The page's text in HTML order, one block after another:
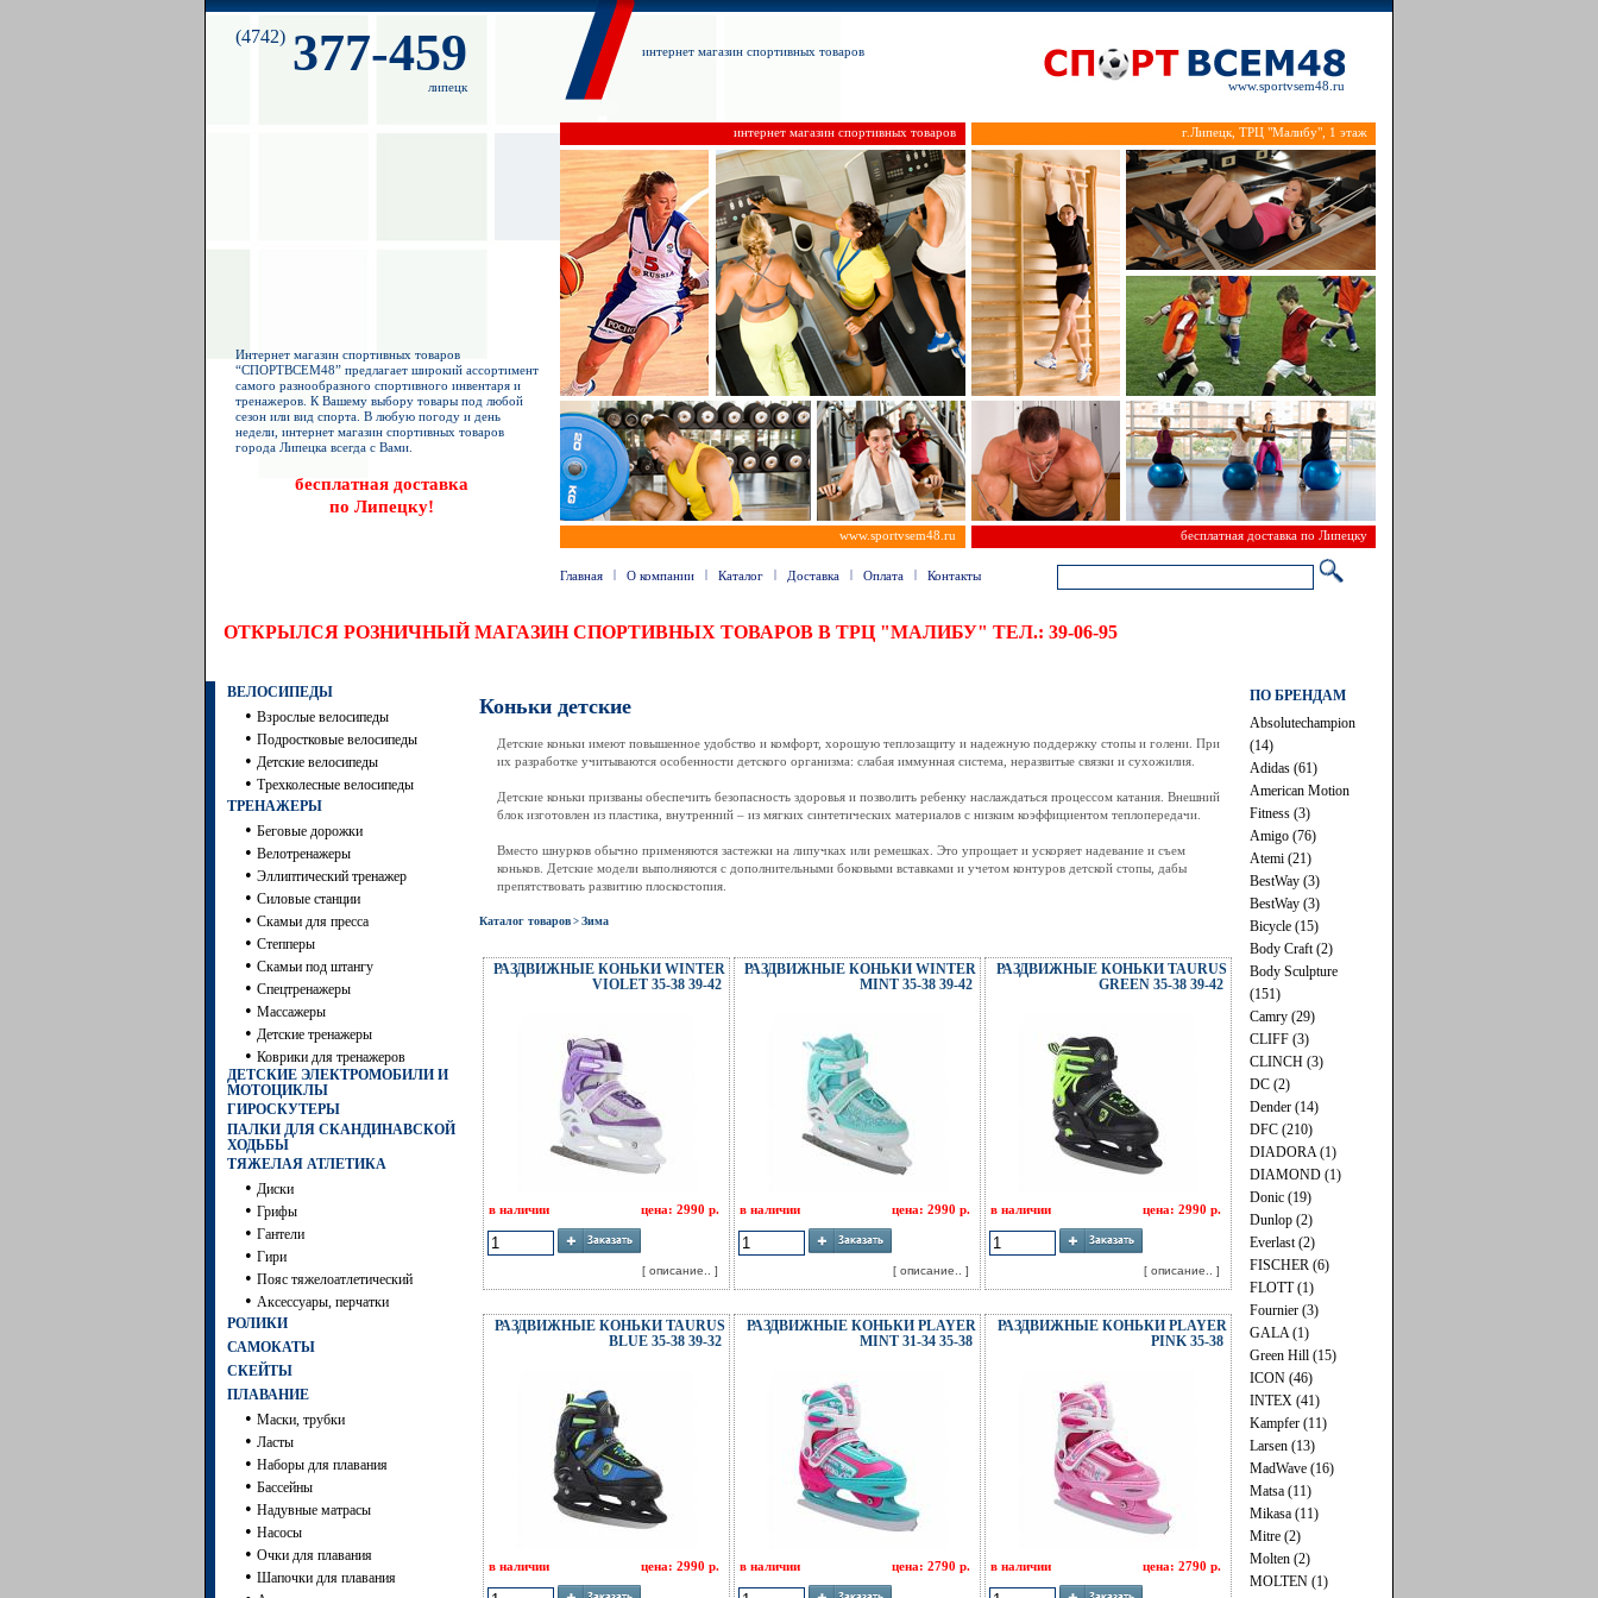
(4742) 377-459
липецк
интернет магазин спортивных товаров
www.sportvsem48.ru
интернет магазин спортивных товаров г.Липецк, ТРЦ "Малибу", 1 этаж
Интернет магазин спортивных товаров
“СПОРТВСЕМ48” предлагает широкий ассортимент
самого разнообразного спортивного инвентаря и
тренажеров. К Вашему выбору товары под любой
сезон или вид спорта. В любую погоду и день
недели, интернет магазин спортивных товаров
города Липецка всегда с Вами.
бесплатная доставка
по Липецку!
www.sportvsem48.ru бесплатная доставка по Липецку
Главная | О компании | Каталог | Доставка | Оплата | Контакты
ОТКРЫЛСЯ РОЗНИЧНЫЙ МАГАЗИН СПОРТИВНЫХ ТОВАРОВ В ТРЦ "МАЛИБУ" ТЕЛ.: 39-06-95
ВЕЛОСИПЕДЫ
• Взрослые велосипеды
• Подростковые велосипеды
• Детские велосипеды
• Трехколесные велосипеды
ТРЕНАЖЕРЫ
• Беговые дорожки
• Велотренажеры
• Эллиптический тренажер
• Силовые станции
• Скамьи для пресса
• Степперы
• Скамьи под штангу
• Спецтренажеры
• Массажеры
• Детские тренажеры
• Коврики для тренажеров
ДЕТСКИЕ ЭЛЕКТРОМОБИЛИ И
МОТОЦИКЛЫ
ГИРОСКУТЕРЫ
ПАЛКИ ДЛЯ СКАНДИНАВСКОЙ
ХОДЬБЫ
ТЯЖЕЛАЯ АТЛЕТИКА
• Диски
• Грифы
• Гантели
• Гири
• Пояс тяжелоатлетический
• Аксессуары, перчатки
РОЛИКИ
САМОКАТЫ
СКЕЙТЫ
ПЛАВАНИЕ
• Маски, трубки
• Ласты
• Наборы для плавания
• Бассейны
• Надувные матрасы
• Насосы
• Очки для плавания
• Шапочки для плавания
Коньки детские
Детские коньки имеют повышенное удобство и комфорт, хорошую теплозащиту и надежную поддержку стопы и голени. При
их разработке учитываются особенности детского организма: слабая иммунная система, неразвитые связки и сухожилия.
Детские коньки призваны обеспечить безопасность здоровья и позволить ребенку наслаждаться процессом катания. Внешний
блок изготовлен из пластика, внутренний – из мягких синтетических материалов с низким коэффициентом теплопередачи.
Вместо шнурков обычно применяются застежки на липучках или ремешках. Это упрощает и ускоряет надевание и съем
коньков. Детские модели выполняются с дополнительными боковыми вставками и учетом контуров детской стопы, дабы
препятствовать развитию плоскостопия.
Каталог товаров > Зима
РАЗДВИЖНЫЕ КОНЬКИ WINTER
VIOLET 35-38 39-42
в наличии цена: 2990 р.
[ описание.. ]
РАЗДВИЖНЫЕ КОНЬКИ WINTER
MINT 35-38 39-42
в наличии цена: 2990 р.
[ описание.. ]
РАЗДВИЖНЫЕ КОНЬКИ TAURUS
GREEN 35-38 39-42
в наличии цена: 2990 р.
[ описание.. ]
РАЗДВИЖНЫЕ КОНЬКИ TAURUS
BLUE 35-38 39-32
в наличии цена: 2990 р.
РАЗДВИЖНЫЕ КОНЬКИ PLAYER
MINT 31-34 35-38
в наличии цена: 2790 р.
РАЗДВИЖНЫЕ КОНЬКИ PLAYER
PINK 35-38
в наличии цена: 2790 р.
ПО БРЕНДАМ
Absolutechampion
(14)
Adidas (61)
American Motion
Fitness (3)
Amigo (76)
Atemi (21)
BestWay (3)
BestWay (3)
Bicycle (15)
Body Craft (2)
Body Sculpture
(151)
Camry (29)
CLIFF (3)
CLINCH (3)
DC (2)
Dender (14)
DFC (210)
DIADORA (1)
DIAMOND (1)
Donic (19)
Dunlop (2)
Everlast (2)
FISCHER (6)
FLOTT (1)
Fournier (3)
GALA (1)
Green Hill (15)
ICON (46)
INTEX (41)
Kampfer (11)
Larsen (13)
MadWave (16)
Matsa (11)
Mikasa (11)
Mitre (2)
Molten (2)
MOLTEN (1)